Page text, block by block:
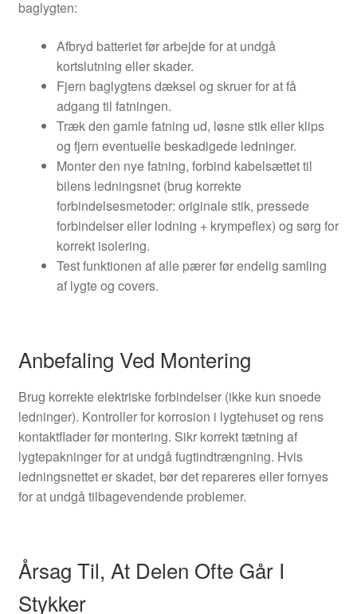
baglygten:
Afbryd batteriet før arbejde for at undgå
kortslutning eller skader.
Fjern baglygtens dæksel og skruer for at få
adgang til fatningen.
Træk den gamle fatning ud, løsne stik eller klips
og fjern eventuelle beskadigede ledninger.
Monter den nye fatning, forbind kabelsættet til
bilens ledningsnet (brug korrekte
forbindelsesmetoder: originale stik, pressede
forbindelser eller lodning + krympeflex) og sørg for
korrekt isolering.
Test funktionen af alle pærer før endelig samling
af lygte og covers.
Anbefaling Ved Montering
Brug korrekte elektriske forbindelser (ikke kun snoede
ledninger). Kontroller for korrosion i lygtehuset og rens
kontaktflader før montering. Sikr korrekt tætning af
lygtepakninger for at undgå fugtindtrængning. Hvis
ledningsnettet er skadet, bør det repareres eller fornyes
for at undgå tilbagevendende problemer.
Årsag Til, At Delen Ofte Går I
Stykker